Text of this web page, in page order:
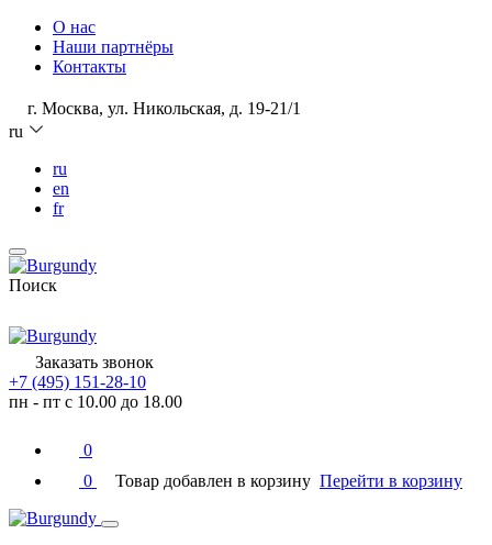
О нас
Наши партнёры
Контакты
г. Москва, ул. Никольская, д. 19-21/1
ru
ru
en
fr
Поиск
Заказать звонок
+7 (495) 151-28-10
пн - пт с 10.00 до 18.00
0
0
Товар добавлен в корзину Перейти в корзину